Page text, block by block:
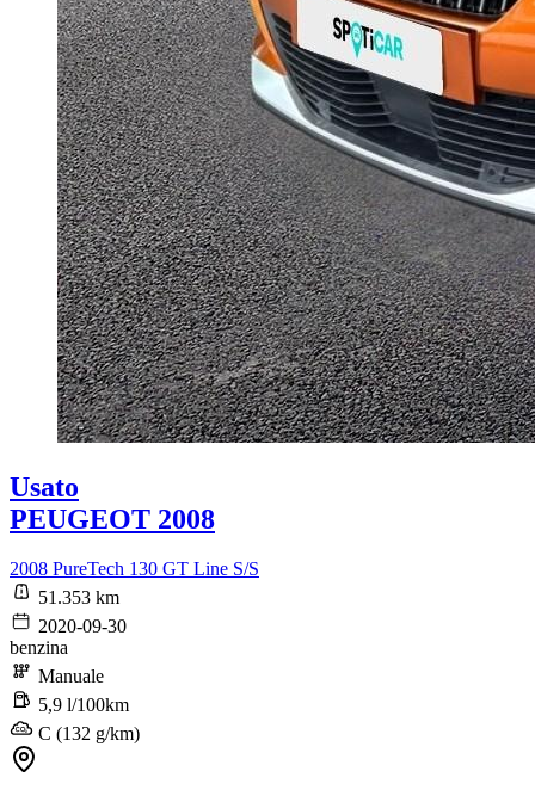
Usato
PEUGEOT 2008
2008 PureTech 130 GT Line S/S
51.353 km
2020-09-30
benzina
Manuale
5,9 l/100km
C (132 g/km)